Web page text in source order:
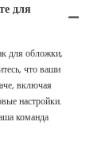
для
для обложки,
что ваши
включая
настройки.
команда